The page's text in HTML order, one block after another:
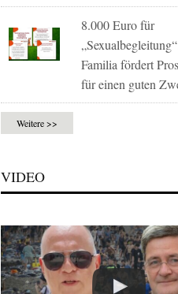
8.000 Euro für
Familia fördert
für einen guten
Weitere >>
VIDEO